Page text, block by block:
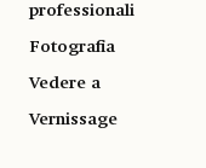
professionali
Fotografia
Vedere a
Vernissage